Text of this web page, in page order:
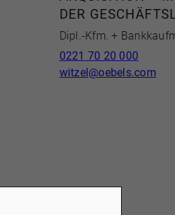
DER
Dipl.-Kfm. +
0221 70 20 000
witzel@oebels.com